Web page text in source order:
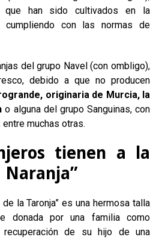
que han sido cultivados en la
cumpliendo con las normas de
del grupo Navel (con ombligo),
debido a que no producen
originaria de Murcia, la
o alguna del grupo Sanguinas, con
muchas otras.
tienen a la
Naranja”
la Taronja” es una hermosa talla
donada por una familia como
recuperación de su hijo de una